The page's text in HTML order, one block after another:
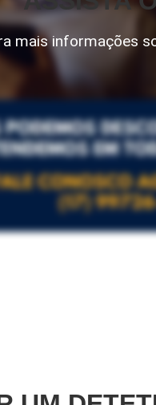
mais informações